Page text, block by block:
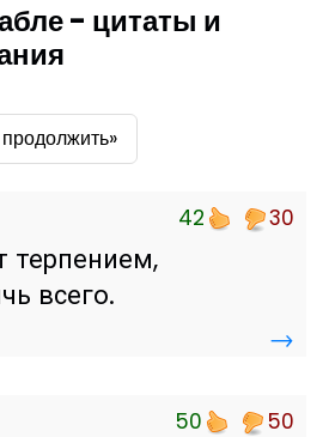
- цитаты и
продолжить»
42 30
терпением,
всего.
→
50 50